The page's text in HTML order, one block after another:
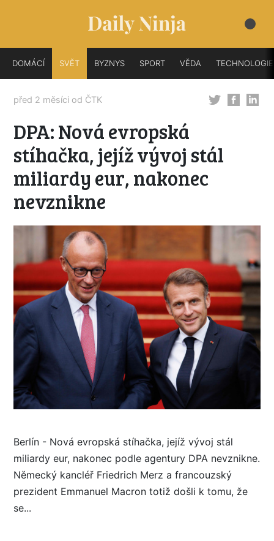
DOMÁCÍ SVĚT BYZNYS SPORT VĚDA TECHNOLOGIE
před 2 měsíci od ČTK
DPA: Nová evropská
stíhačka, jejíž vývoj stál
miliardy eur, nakonec
nevznikne
Berlín - Nová evropská stíhačka, jejíž vývoj stál
miliardy eur, nakonec podle agentury DPA nevznikne.
Německý kancléř Friedrich Merz a francouzský
prezident Emmanuel Macron totiž došli k tomu, že
se...